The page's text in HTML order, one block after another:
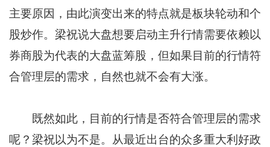
主要原因，由此演变出来的特点就是板块轮动和个
股炒作。梁祝说大盘想要启动主升行情需要依赖以
券商股为代表的大盘蓝筹股，但如果目前的行情符
合管理层的需求，自然也就不会有大涨。
既然如此，目前的行情是否符合管理层的需求
呢？梁祝以为不是。从最近出台的众多重大利好政